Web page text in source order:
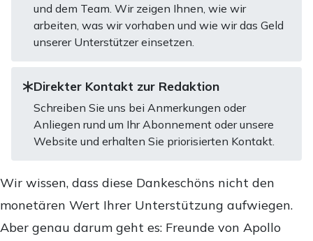
und dem Team. Wir zeigen Ihnen, wie wir
arbeiten, was wir vorhaben und wie wir das Geld
unserer Unterstützer einsetzen.
Direkter Kontakt zur Redaktion
Schreiben Sie uns bei Anmerkungen oder
Anliegen rund um Ihr Abonnement oder unsere
Website und erhalten Sie priorisierten Kontakt.
Wir wissen, dass diese Dankeschöns nicht den
monetären Wert Ihrer Unterstützung aufwiegen.
Aber genau darum geht es: Freunde von Apollo